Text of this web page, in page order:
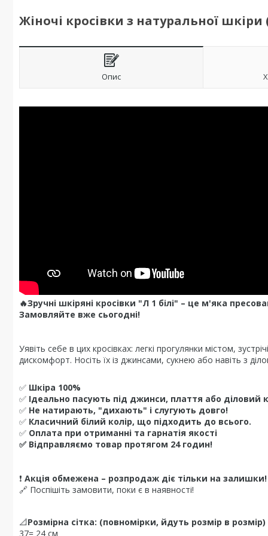
Жіночі кросівки з натуральної шкіри
Опис
🔥Зручні шкіряні кросівки "Л 1 білі" – це м'яка
Замовляйте вже сьогодні!
Уявіть себе в цих кросівках: легкі прогулянки містом,
дискомфорт. Носіть їх із джинсами, сукнею або навіть з
✅ Шкіра 100%
✅ Ідеально пасують під джинси, плаття або діловий
✅ Не натирають, "дихають" і слугують довго!
✅ Класичний білий колір, що підходить до всього.
✅ Оплата при отриманні та гарнатія якості
✅ Відправляємо товар протягом 24 годин!
❗ Акція обмежена – розпродаж діє тільки на залишки!
🔗 Поспішіть замовити, поки є в наявності!
📐Розмірна сітка: (повномірки, йдуть розмір в розмір)
37= 24 см